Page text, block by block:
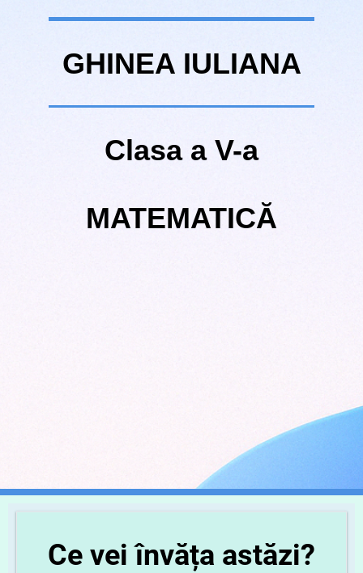
GHINEA IULIANA
Clasa a V-a
MATEMATICĂ
Ce vei învăța astăzi?